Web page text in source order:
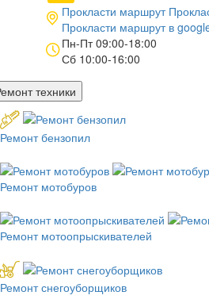
Прокласти маршрут
Прокласти маршрут в
Пн-Пт 09:00-18:00
Сб 10:00-16:00
техники
Ремонт бензопил
Ремонт мотобуров
Ремонт мотоопрыскивателей
Ремонт снегоуборщиков